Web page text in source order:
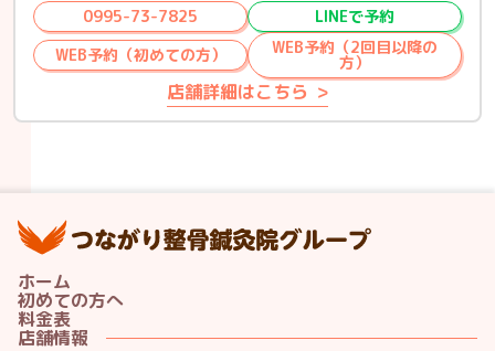
0995-73-7825
LINEで予約
WEB予約（初めての方）
WEB予約（2回目以降の
方）
店舗詳細はこちら
ホーム
初めての方へ
料金表
店舗情報